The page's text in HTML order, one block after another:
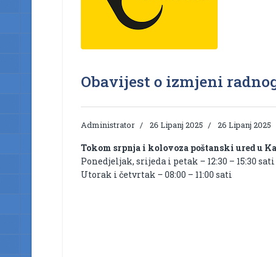
Obavijest o izmjeni
Administrator 26 Lipanj 2025 26 Lipanj 2025
Tokom srpnja i kolovoza poštanski ured u
Ponedjeljak, srijeda i petak – 12:30 – 15:30 sati
Utorak i četvrtak – 08:00 – 11:00 sati